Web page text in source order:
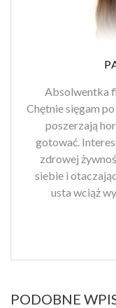
Absolwentka
Chętnie sięgam
poszerzają
gotować.
zdrowej
siebie i
usta wciąż
PODOBNE